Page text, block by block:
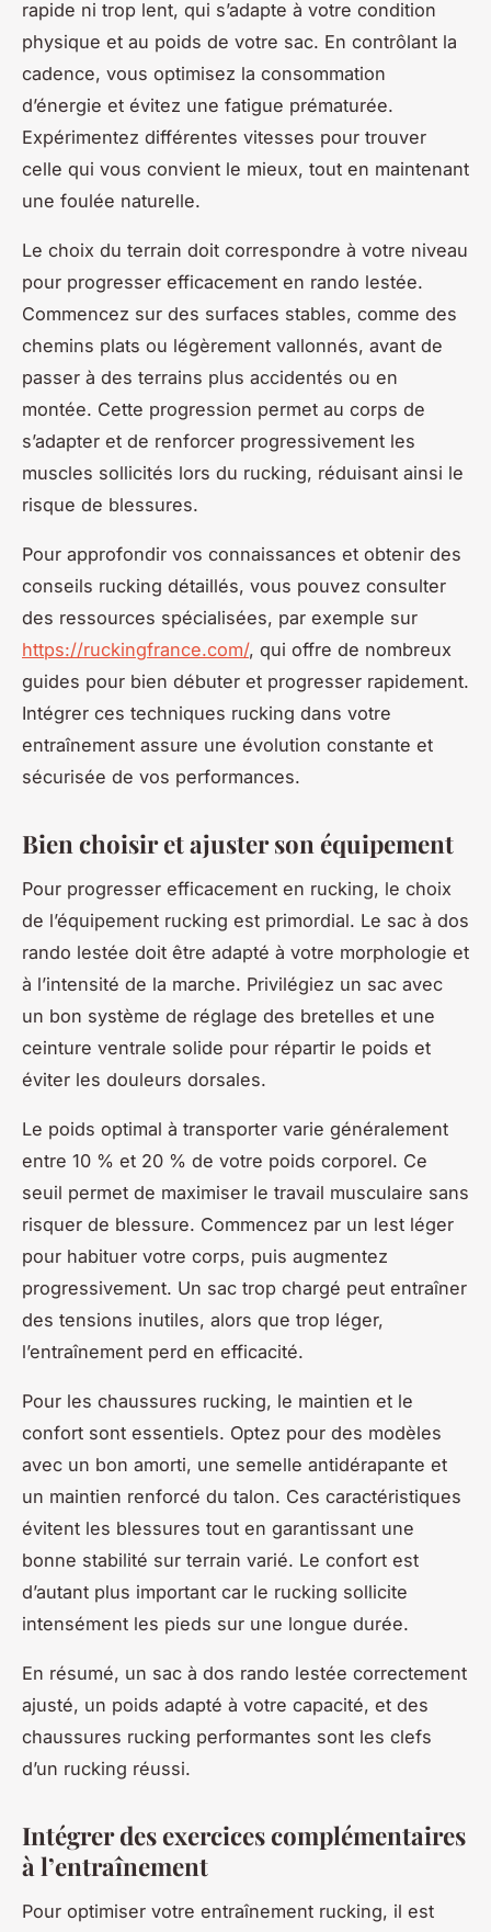
rapide ni trop lent, qui s’adapte à votre condition
physique et au poids de votre sac. En contrôlant la
cadence, vous optimisez la consommation
d’énergie et évitez une fatigue prématurée.
Expérimentez différentes vitesses pour trouver
celle qui vous convient le mieux, tout en maintenant
une foulée naturelle.
Le choix du terrain doit correspondre à votre niveau
pour progresser efficacement en rando lestée.
Commencez sur des surfaces stables, comme des
chemins plats ou légèrement vallonnés, avant de
passer à des terrains plus accidentés ou en
montée. Cette progression permet au corps de
s’adapter et de renforcer progressivement les
muscles sollicités lors du rucking, réduisant ainsi le
risque de blessures.
Pour approfondir vos connaissances et obtenir des
conseils rucking détaillés, vous pouvez consulter
des ressources spécialisées, par exemple sur
https://ruckingfrance.com/, qui offre de nombreux
guides pour bien débuter et progresser rapidement.
Intégrer ces techniques rucking dans votre
entraînement assure une évolution constante et
sécurisée de vos performances.
Bien choisir et ajuster son équipement
Pour progresser efficacement en rucking, le choix
de l’équipement rucking est primordial. Le sac à dos
rando lestée doit être adapté à votre morphologie et
à l’intensité de la marche. Privilégiez un sac avec
un bon système de réglage des bretelles et une
ceinture ventrale solide pour répartir le poids et
éviter les douleurs dorsales.
Le poids optimal à transporter varie généralement
entre 10 % et 20 % de votre poids corporel. Ce
seuil permet de maximiser le travail musculaire sans
risquer de blessure. Commencez par un lest léger
pour habituer votre corps, puis augmentez
progressivement. Un sac trop chargé peut entraîner
des tensions inutiles, alors que trop léger,
l’entraînement perd en efficacité.
Pour les chaussures rucking, le maintien et le
confort sont essentiels. Optez pour des modèles
avec un bon amorti, une semelle antidérapante et
un maintien renforcé du talon. Ces caractéristiques
évitent les blessures tout en garantissant une
bonne stabilité sur terrain varié. Le confort est
d’autant plus important car le rucking sollicite
intensément les pieds sur une longue durée.
En résumé, un sac à dos rando lestée correctement
ajusté, un poids adapté à votre capacité, et des
chaussures rucking performantes sont les clefs
d’un rucking réussi.
Intégrer des exercices complémentaires
à l’entraînement
Pour optimiser votre entraînement rucking, il est